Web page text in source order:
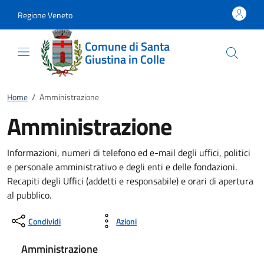
Regione Veneto
Comune di Santa
Giustina in Colle
Home / Amministrazione
Amministrazione
Informazioni, numeri di telefono ed e-mail degli uffici, politici
e personale amministrativo e degli enti e delle fondazioni.
Recapiti degli Uffici (addetti e responsabile) e orari di apertura
al pubblico.
Condividi Azioni
Amministrazione